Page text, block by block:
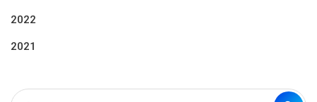
2022
2021